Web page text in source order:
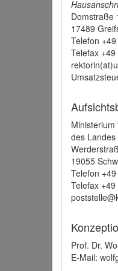
Domstraße
17489
Telefon
Telefax
des
19055
Telefon
Telefax
Prof. Dr.
E-Mail: